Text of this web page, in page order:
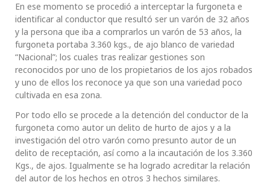
En ese momento se procedió a interceptar la furgoneta e
identificar al conductor que resultó ser un varón de 32 años
y la persona que iba a comprarlos un varón de 53 años, la
furgoneta portaba 3.360 kgs., de ajo blanco de variedad
“Nacional”; los cuales tras realizar gestiones son
reconocidos por uno de los propietarios de los ajos robados
y uno de ellos los reconoce ya que son una variedad poco
cultivada en esa zona.
Por todo ello se procede a la detención del conductor de la
furgoneta como autor un delito de hurto de ajos y a la
investigación del otro varón como presunto autor de un
delito de receptación, así como a la incautación de los 3.360
Kgs., de ajos. Igualmente se ha logrado acreditar la relación
del autor de los hechos en otros 3 hechos similares.